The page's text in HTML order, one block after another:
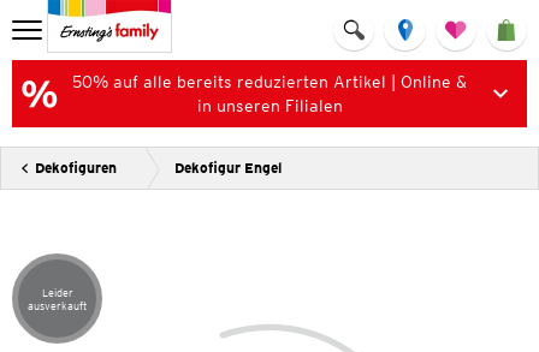
50% auf alle bereits reduzierten Artikel | Online &
in unseren Filialen
Dekofiguren Dekofigur Engel
Artikel leider ausverkauft
Leider
ausverkauft